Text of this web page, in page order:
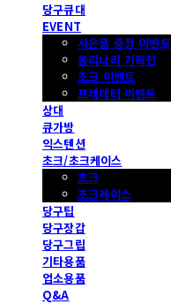
당구큐대
EVENT
사은품 증정 이벤트
몰리나리 기획전
초크 이벤트
프레데터 이벤트
상대
큐가방
익스텐션
초크/초크케이스
초크
초크케이스
당구팁
당구장갑
당구그립
기타용품
업소용품
Q&A